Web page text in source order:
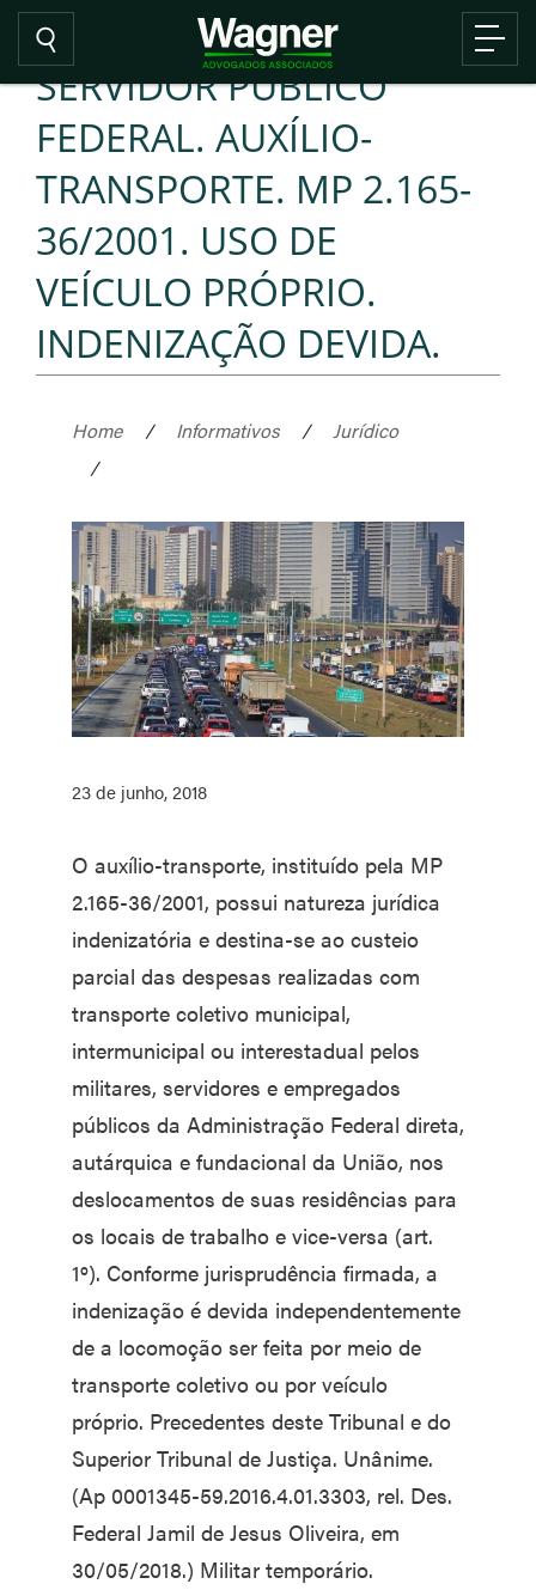
SERVIDOR PÚBLICO
FEDERAL. AUXÍLIO-
TRANSPORTE. MP 2.165-
36/2001. USO DE
VEÍCULO PRÓPRIO.
INDENIZAÇÃO DEVIDA.
Home / Informativos /
Jurídico
/
23 de junho, 2018
O auxílio-transporte, instituído pela MP
2.165-36/2001, possui natureza jurídica
indenizatória e destina-se ao custeio
parcial das despesas realizadas com
transporte coletivo municipal,
intermunicipal ou interestadual pelos
militares, servidores e empregados
públicos da Administração Federal direta,
autárquica e fundacional da União, nos
deslocamentos de suas residências para
os locais de trabalho e vice-versa (art.
1º). Conforme jurisprudência firmada, a
indenização é devida independentemente
de a locomoção ser feita por meio de
transporte coletivo ou por veículo
próprio. Precedentes deste Tribunal e do
Superior Tribunal de Justiça. Unânime.
(Ap 0001345-59.2016.4.01.3303, rel. Des.
Federal Jamil de Jesus Oliveira, em
30/05/2018.) Militar temporário.